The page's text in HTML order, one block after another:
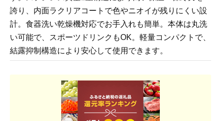
誇り、内面ラクリアコートで色やニオイが残りにくい設
計。食器洗い乾燥機対応でお手入れも簡単。本体は丸洗
い可能で、スポーツドリンクもOK。軽量コンパクトで、
結露抑制構造により安心して使用できます。